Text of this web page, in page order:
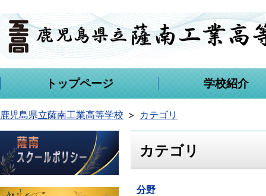
トップページ 学校紹介
鹿児島県立薩南工業高等学校 カテゴリ
カテゴリ
分野